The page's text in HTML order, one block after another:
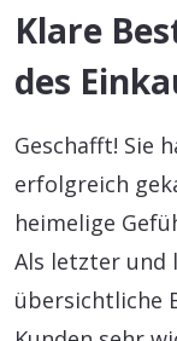
Klare
des
Geschafft! Sie
erfolgreich
heimelige
Als letzter und
übersichtliche